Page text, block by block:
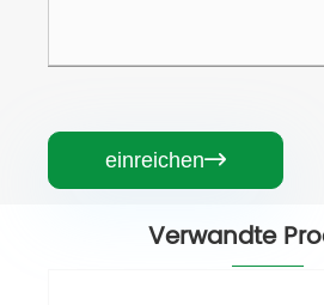
einreichen
Verwandte